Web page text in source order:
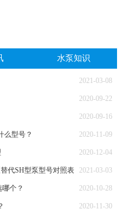
水泵知识
2021-03-08
2020-09-22
2020-09-16
么型号？ 2020-11-09
2020-12-04
代SH型泵型号对照表 2021-03-03
个？ 2020-10-28
2020-11-30